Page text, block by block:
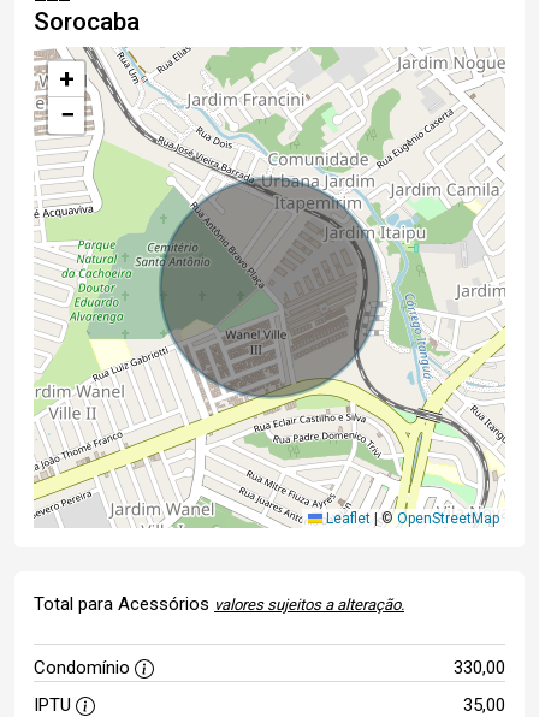
Sorocaba
+
−
Leaflet |© OpenStreetMap
Total para Acessórios valores sujeitos a alteração.
Condomínio
330,00
IPTU
35,00